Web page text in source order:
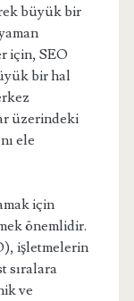
büyük bir
için, SEO
bir hal
üzerindeki
ele
için
önemlidir.
işletmelerin
sıralara
ve